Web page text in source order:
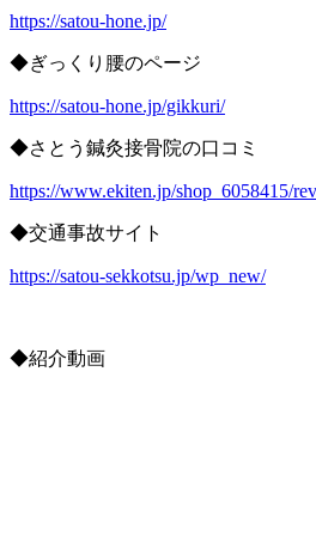
https://satou-hone.jp/
◆ぎっくり腰のページ
https://satou-hone.jp/gikkuri/
◆さとう鍼灸接骨院の口コミ
https://www.ekiten.jp/shop_6058415/
◆交通事故サイト
https://satou-sekkotsu.jp/wp_new/
◆紹介動画